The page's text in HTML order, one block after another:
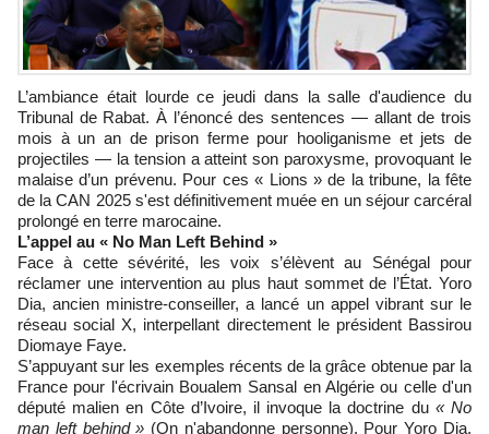
L’ambiance était lourde ce jeudi dans la salle d'audience du
Tribunal de Rabat. À l’énoncé des sentences — allant de trois
mois à un an de prison ferme pour hooliganisme et jets de
projectiles — la tension a atteint son paroxysme, provoquant le
malaise d’un prévenu. Pour ces « Lions » de la tribune, la fête
de la CAN 2025 s'est définitivement muée en un séjour carcéral
prolongé en terre marocaine.
L’appel au « No Man Left Behind »
Face à cette sévérité, les voix s’élèvent au Sénégal pour
réclamer une intervention au plus haut sommet de l’État. Yoro
Dia, ancien ministre-conseiller, a lancé un appel vibrant sur le
réseau social X, interpellant directement le président Bassirou
Diomaye Faye.
S’appuyant sur les exemples récents de la grâce obtenue par la
France pour l'écrivain Boualem Sansal en Algérie ou celle d'un
député malien en Côte d’Ivoire, il invoque la doctrine du « No
man left behind » (On n'abandonne personne). Pour Yoro Dia,